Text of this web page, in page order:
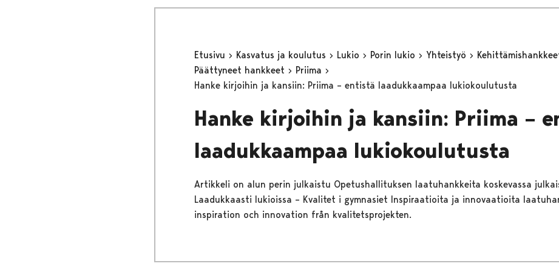
Etusivu Kasvatus ja koulutus Lukio Porin lukio Yhteistyö
Päättyneet hankkeet
Priima
Hanke kirjoihin ja kansiin: Priima – entistä laadukkaampaa lukiokoulutusta
Hanke kirjoihin ja kansiin: Priima –
laadukkaampaa lukiokoulutusta
Artikkeli on alun perin julkaistu Opetushallituksen laatuhankkeita koskevassa
Laadukkaasti lukioissa – Kvalitet i gymnasiet Inspiraatioita ja innovaatioita
inspiration och innovation från kvalitetsprojekten.